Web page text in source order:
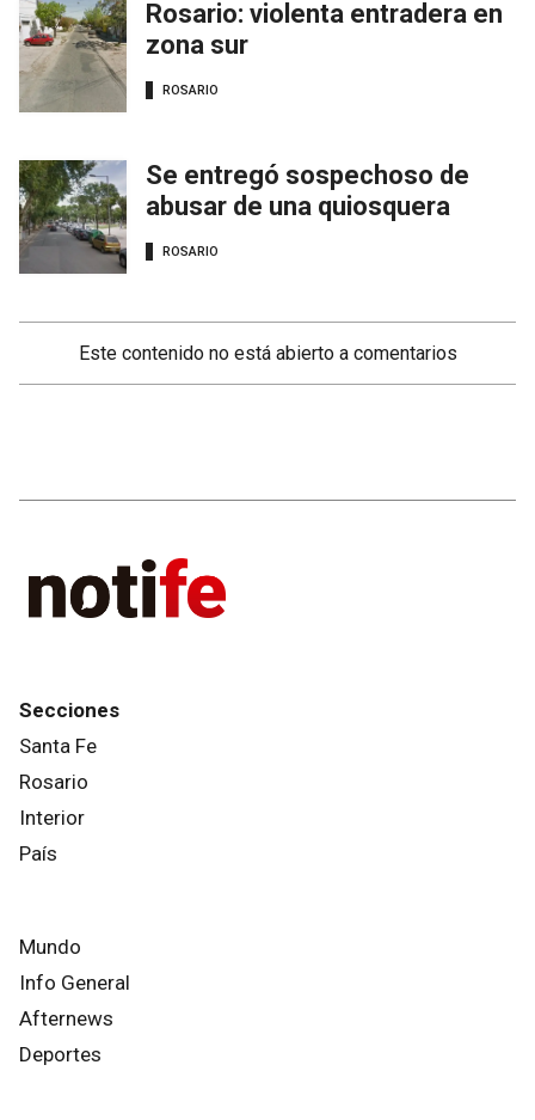
Rosario: violenta entradera en
zona sur
ROSARIO
Se entregó sospechoso de
abusar de una quiosquera
ROSARIO
Este contenido no está abierto a comentarios
Secciones
Santa Fe
Rosario
Interior
País
Mundo
Info General
Afternews
Deportes